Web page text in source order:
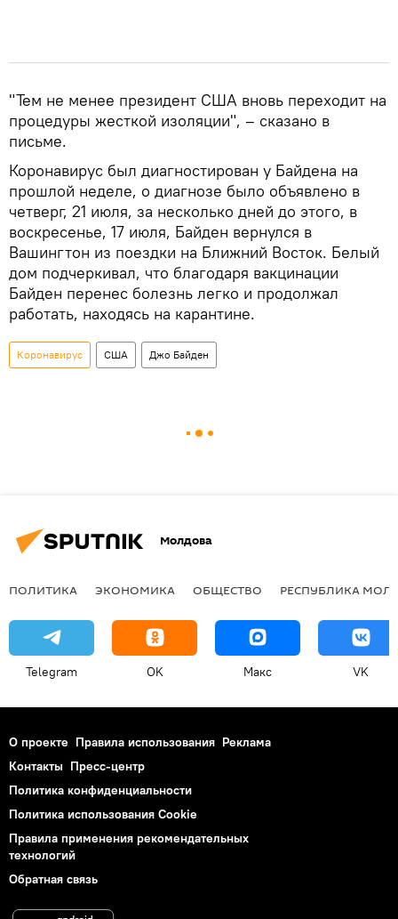
"Тем не менее президент США вновь переходит на
процедуры жесткой изоляции", – сказано в
письме.
Коронавирус был диагностирован у Байдена на
прошлой неделе, о диагнозе было объявлено в
четверг, 21 июля, за несколько дней до этого, в
воскресенье, 17 июля, Байден вернулся в
Вашингтон из поездки на Ближний Восток. Белый
дом подчеркивал, что благодаря вакцинации
Байден перенес болезнь легко и продолжал
работать, находясь на карантине.
Коронавирус США Джо Байден
Молдова
ПОЛИТИКА ЭКОНОМИКА ОБЩЕСТВО РЕСПУБЛИКА
Telegram OK Макс VK
О проекте Правила использования Реклама
Контакты Пресс-центр
Политика конфиденциальности
Политика использования Cookie
Правила применения рекомендательных
технологий
Обратная связь